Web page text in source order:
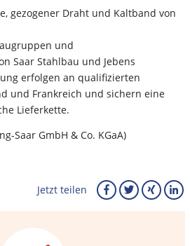
gezogener Draht und Kaltband von
und
Saar Stahlbau und Jebens
erfolgen an qualifizierten
und Frankreich und sichern eine
Lieferkette.
Saar GmbH & Co. KGaA)
Jetzt teilen